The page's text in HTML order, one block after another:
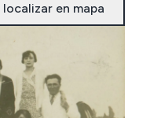
localizar en mapa